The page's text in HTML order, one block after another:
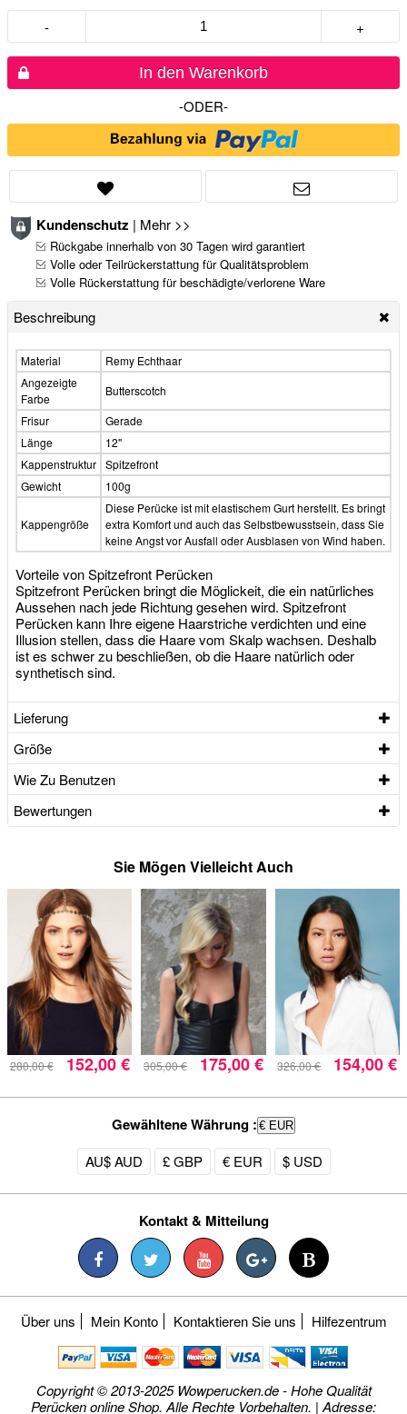
- +
In den Warenkorb
-ODER-
Kundenschutz | Mehr >>
Rückgabe innerhalb von 30 Tagen wird garantiert
Volle oder Teilrückerstattung für Qualitätsproblem
Volle Rückerstattung für beschädigte/verlorene Ware
Beschreibung
Material
Remy Echthaar
Angezeigte
Farbe
Butterscotch
Frisur
Gerade
Länge
12"
Kappenstruktur Spitzefront
Gewicht
100g
Kappengröße
Diese Perücke ist mit elastischem Gurt herstellt. Es bringt
extra Komfort und auch das Selbstbewusstsein, dass Sie
keine Angst vor Ausfall oder Ausblasen von Wind haben.
Vorteile von Spitzefront Perücken
Spitzefront Perücken bringt die Möglickeit, die ein natürliches
Aussehen nach jede Richtung gesehen wird. Spitzefront
Perücken kann Ihre eigene Haarstriche verdichten und eine
Illusion stellen, dass die Haare vom Skalp wachsen. Deshalb
ist es schwer zu beschließen, ob die Haare natürlich oder
synthetisch sind.
Lieferung
Größe
Wie Zu Benutzen
Bewertungen
Sie Mögen Vielleicht Auch
280,00 € 152,00 € 305,00 € 175,00 € 326,00 € 154,00 €
Gewähltene Währung : € EUR
AU$ AUD £ GBP € EUR $ USD
Kontakt & Mitteilung
Über uns Mein Konto Kontaktieren Sie uns Hilfezentrum
Copyright © 2013-2025 Wowperucken.de - Hohe Qualität
Perücken online Shop. Alle Rechte Vorbehalten. | Adresse: